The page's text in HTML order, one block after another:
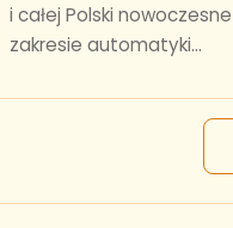
i całej Polski
zakresie automatyki...